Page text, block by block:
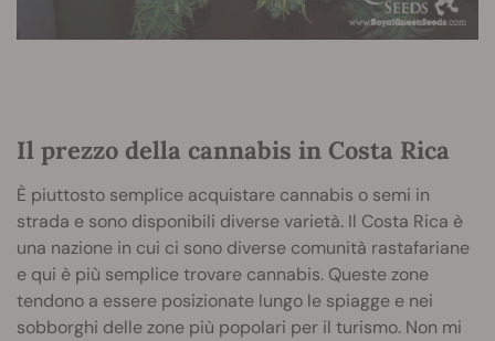
Il prezzo della cannabis in Costa Rica
È piuttosto semplice acquistare cannabis o semi in
strada e sono disponibili diverse varietà. Il Costa Rica è
una nazione in cui ci sono diverse comunità rastafariane
e qui è più semplice trovare cannabis. Queste zone
tendono a essere posizionate lungo le spiagge e nei
sobborghi delle zone più popolari per il turismo. Non mi